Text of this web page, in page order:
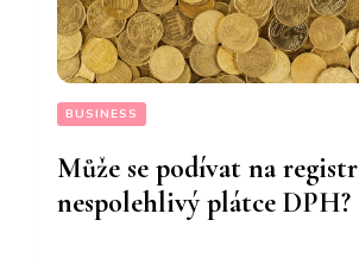
BUSINESS
Může se podívat na registr
nespolehlivý plátce DPH?